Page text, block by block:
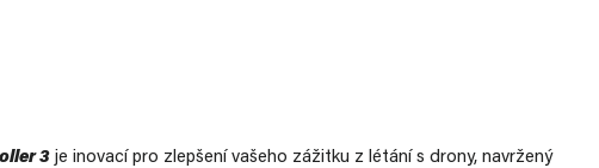
3je inovací pro zlepšení vašeho zážitku z létání s drony, navržený